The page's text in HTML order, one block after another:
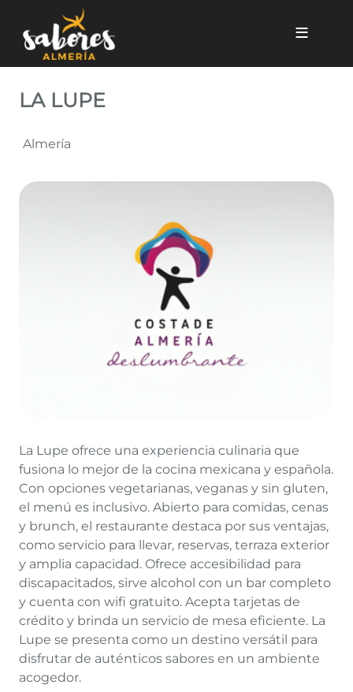
LA LUPE
Almería
La Lupe ofrece una experiencia culinaria que
fusiona lo mejor de la cocina mexicana y española.
Con opciones vegetarianas, veganas y sin gluten,
el menú es inclusivo. Abierto para comidas, cenas
y brunch, el restaurante destaca por sus ventajas,
como servicio para llevar, reservas, terraza exterior
y amplia capacidad. Ofrece accesibilidad para
discapacitados, sirve alcohol con un bar completo
y cuenta con wifi gratuito. Acepta tarjetas de
crédito y brinda un servicio de mesa eficiente. La
Lupe se presenta como un destino versátil para
disfrutar de auténticos sabores en un ambiente
acogedor.